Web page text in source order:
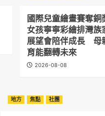
國際兒童繪畫賽奪
女孩寧寧彩繪排灣族
展望會陪伴成長 母
育能翻轉未來
2026-08-08
地方 焦點 社團